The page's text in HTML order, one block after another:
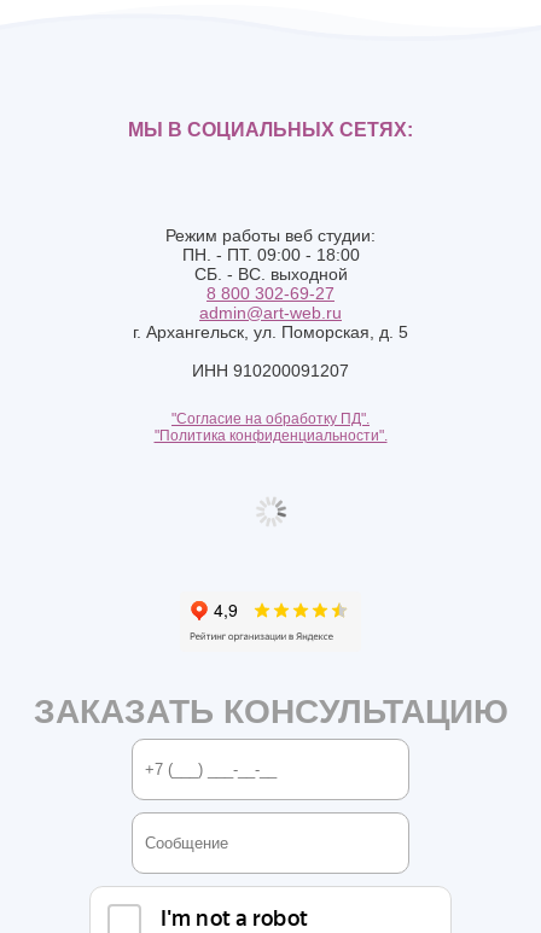
Режим работы веб студии:
ПН. - ПТ. 09:00 - 18:00
СБ. - ВС. выходной
8 800 302-69-27
admin@art-web.ru
г. Архангельск, ул. Поморская, д. 5
ИНН 910200091207
"Согласие на обработку ПД".
"Политика конфиденциальности".
МЫ В СОЦИАЛЬНЫХ СЕТЯХ:
ЗАКАЗАТЬ КОНСУЛЬТАЦИЮ